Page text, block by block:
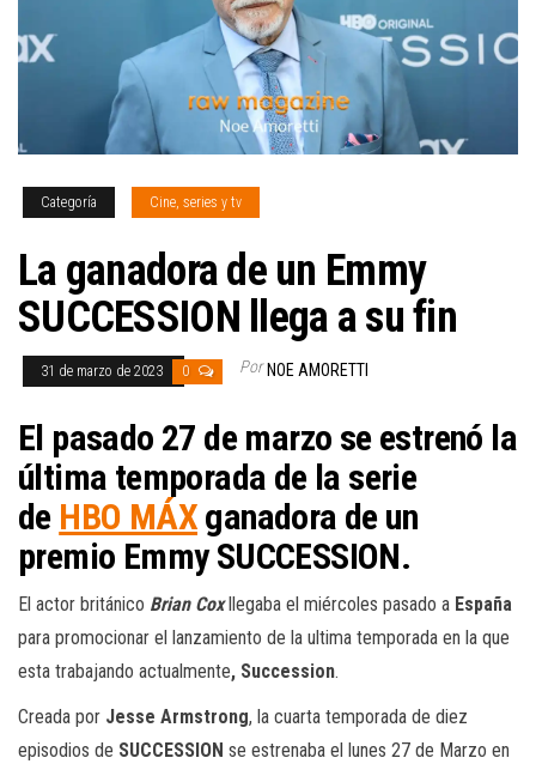
Categoría Cine, series y tv
La ganadora de un Emmy
SUCCESSION llega a su fin
31 de marzo de 2023 0 Por NOE AMORETTI
El pasado 27 de marzo se estrenó la
última temporada de la serie
de HBO MÁX ganadora de un
premio Emmy SUCCESSION.
El actor británico Brian Coxllegaba el miércoles pasado a España
para promocionar el lanzamiento de la ultima temporada en la que
esta trabajando actualmente, Succession.
Creada por Jesse Armstrong, la cuarta temporada de diez
episodios de SUCCESSION se estrenaba el lunes 27 de Marzo en